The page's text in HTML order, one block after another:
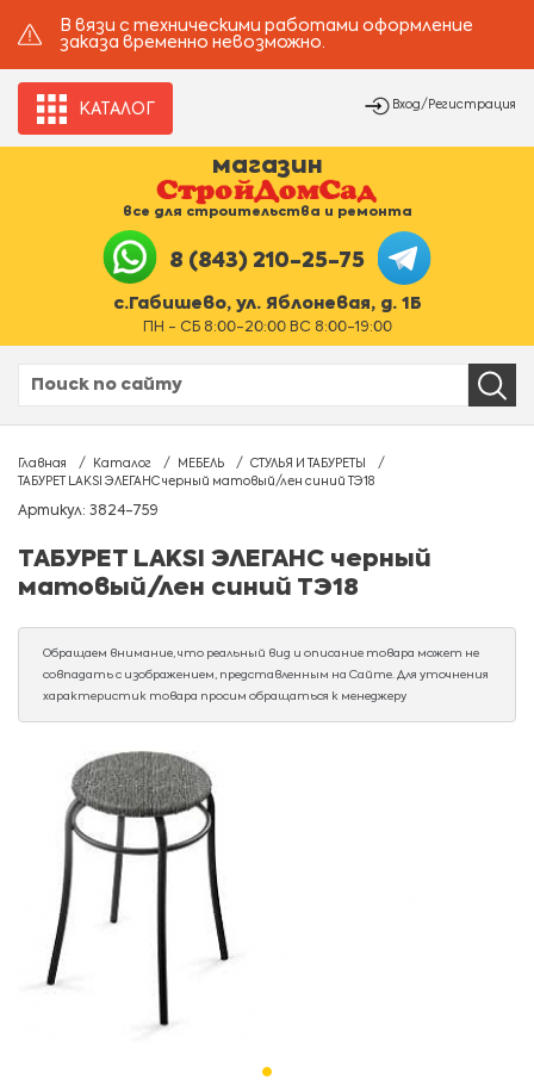
В вязи с техническими работами оформление
заказа временно невозможно.
КАТАЛОГ Вход/Регистрация
магазин
все для строительства и ремонта
8 (843) 210-25-75
с.Габишево, ул. Яблоневая, д. 1Б
ПН - СБ 8:00-20:00 ВС 8:00-19:00
Главная Каталог МЕБЕЛЬ
СТУЛЬЯ И ТАБУРЕТЫ
ТАБУРЕТ LAKSI ЭЛЕГАНС черный матовый/лен синий ТЭ18
Артикул: 3824-759
ТАБУРЕТ LAKSI ЭЛЕГАНС черный
матовый/лен синий ТЭ18
Обращаем внимание, что реальный вид и описание товара может не
совпадать с изображением, представленным на Сайте. Для уточнения
характеристик товара просим обращаться к менеджеру